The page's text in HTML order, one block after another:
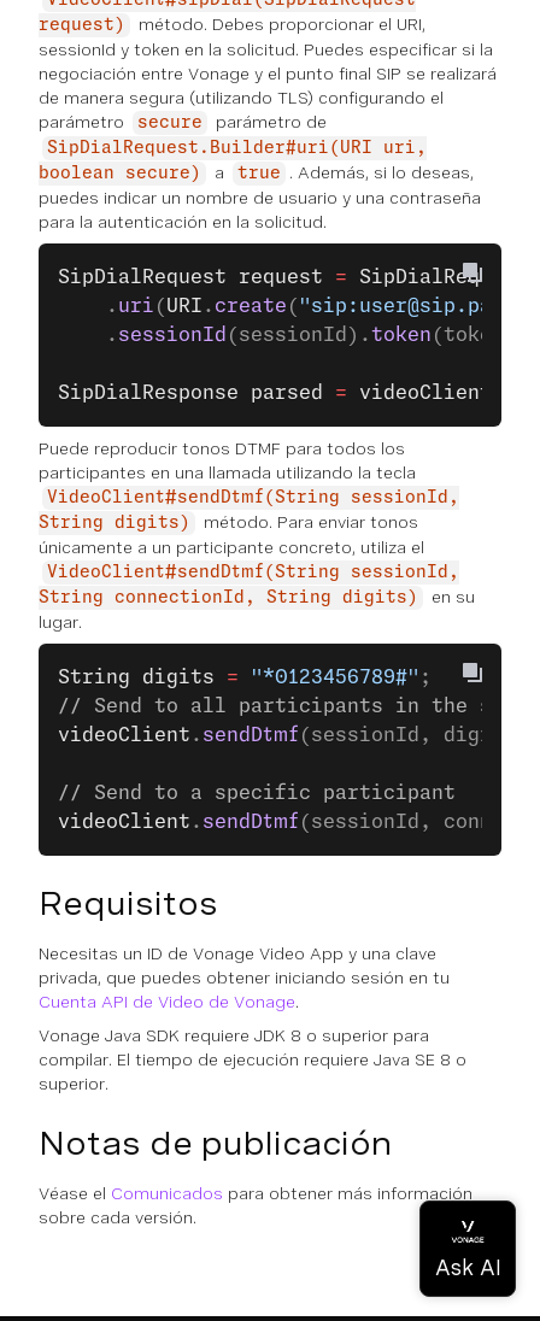
request)
método. Debes proporcionar el URI,
sessionId y token en la solicitud. Puedes especificar si la
negociación entre Vonage y el punto final SIP se realizará
de manera segura (utilizando TLS) configurando el
parámetro
secure parámetro de
SipDialRequest.Builder#uri(URI uri,
boolean secure)
a true
. Además, si lo deseas,
puedes indicar un nombre de usuario y una contraseña
para la autenticación en la solicitud.
SipDialRequest request = SipDialRequest
	.
uri ( URI . create (
	.
sessionId (sessionId).token (token).
SipDialResponse parsed = videoClient
Puede reproducir tonos DTMF para todos los
participantes en una llamada utilizando la tecla
VideoClient#sendDtmf(String sessionId,
String digits)
método. Para enviar tonos
únicamente a un participante concreto, utiliza el
VideoClient#sendDtmf(String sessionId,
String connectionId, String digits)
en su
lugar.
String digits = "*0123456789#" ;
// Send to all participants in the
videoClient . sendDtmf (sessionId, digits);
// Send to a specific participant
videoClient . sendDtmf (sessionId,
Requisitos
Necesitas un ID de Vonage Video App y una clave
privada, que puedes obtener iniciando sesión en tu
Cuenta API de Video de Vonage.
Vonage Java SDK requiere JDK 8 o superior para
compilar. El tiempo de ejecución requiere Java SE 8 o
superior.
Notas de publicación
Véase el Comunicados para obtener más información
sobre cada versión.